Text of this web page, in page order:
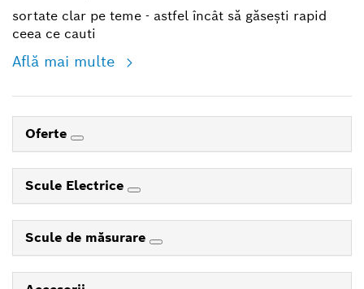
sortate clar pe teme - astfel încât să găsești rapid
ceea ce cauti
Află mai multe
Oferte
Scule Electrice
Scule de măsurare